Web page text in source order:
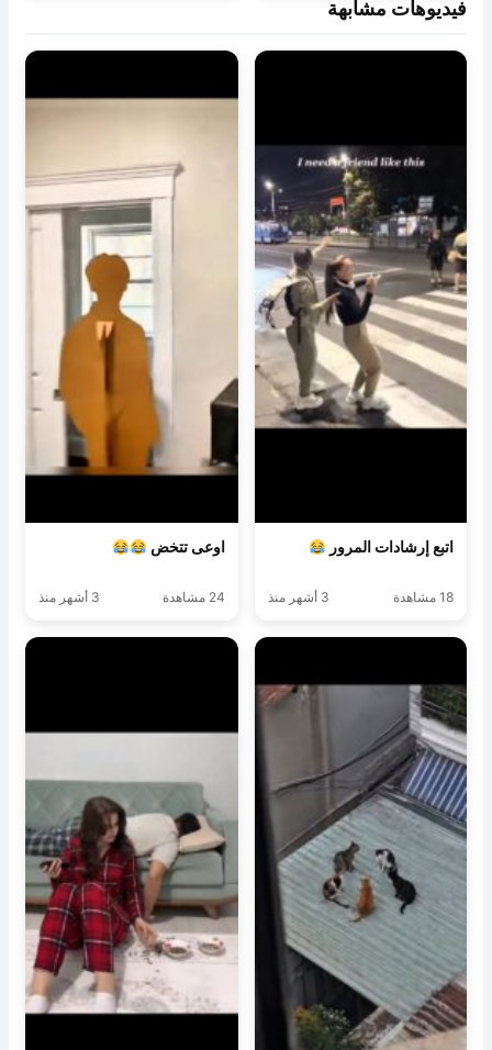
فيديوهات مشابهة
اتبع إرشادات المرور
18 مشاهدة 3 أشهر منذ
اوعى تتخض
24 مشاهدة 3 أشهر منذ